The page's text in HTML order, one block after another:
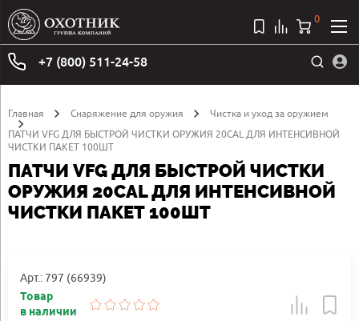
+7 (800) 511-24-58
0
Главная Снаряжение для оружия
Чистка и уход за оружием
ПАТЧИ VFG ДЛЯ БЫСТРОЙ ЧИСТКИ ОРУЖИЯ 20CAL ДЛЯ ИНТЕНСИВНОЙ
ЧИСТКИ ПАКЕТ 100ШТ
ПАТЧИ VFG ДЛЯ БЫСТРОЙ ЧИСТКИ
ОРУЖИЯ 20CAL ДЛЯ ИНТЕНСИВНОЙ
ЧИСТКИ ПАКЕТ 100ШТ
Арт.: 797 (66939)
Товар
в наличии